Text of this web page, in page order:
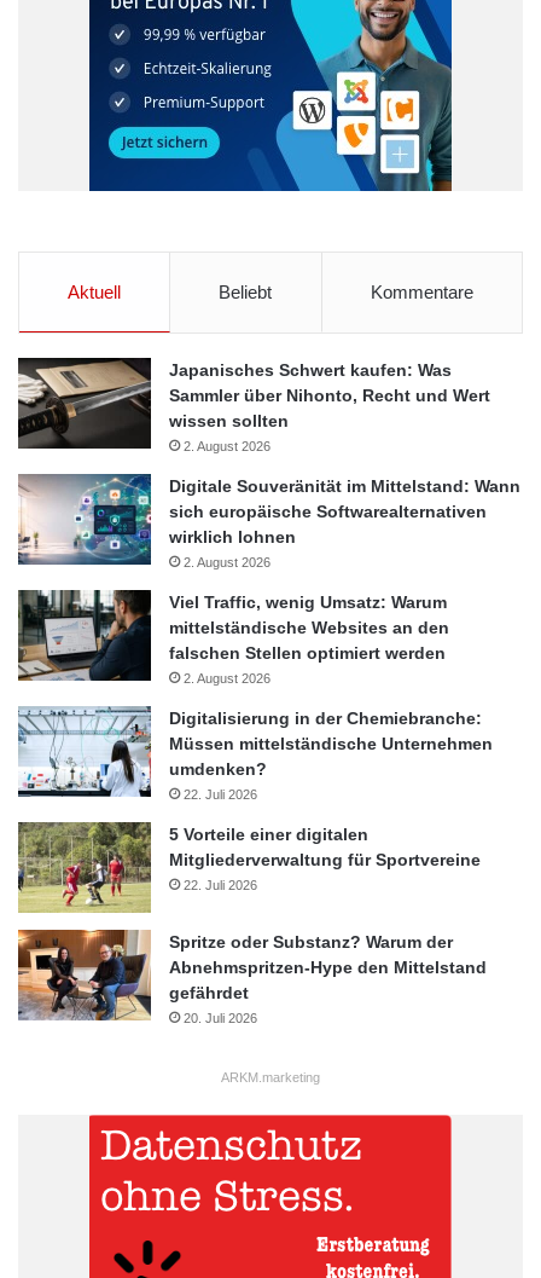
Aktuell Beliebt Kommentare
Japanisches Schwert kaufen: Was
Sammler über Nihonto, Recht und Wert
wissen sollten
2. August 2026
Digitale Souveränität im Mittelstand: Wann
sich europäische Softwarealternativen
wirklich lohnen
2. August 2026
Viel Traffic, wenig Umsatz: Warum
mittelständische Websites an den
falschen Stellen optimiert werden
2. August 2026
Digitalisierung in der Chemiebranche:
Müssen mittelständische Unternehmen
umdenken?
22. Juli 2026
5 Vorteile einer digitalen
Mitgliederverwaltung für Sportvereine
22. Juli 2026
Spritze oder Substanz? Warum der
Abnehmspritzen-Hype den Mittelstand
gefährdet
20. Juli 2026
ARKM.marketing